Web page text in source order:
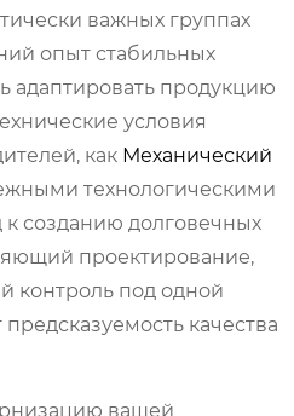
важных группах
опыт стабильных
адаптировать продукцию
условия
как Механический
технологическими
созданию долговечных
проектирование,
контроль под одной
качества
вашей